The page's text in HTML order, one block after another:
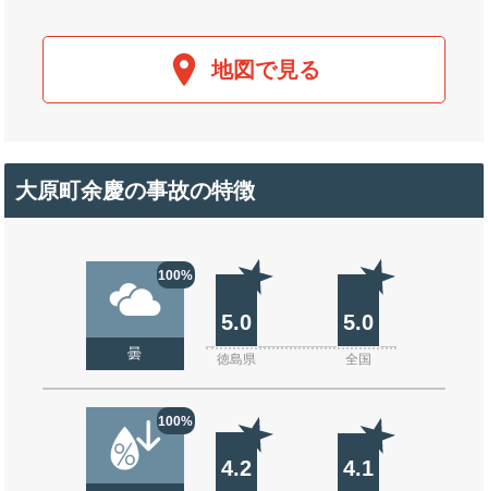
地図で見る
大原町余慶の事故の特徴
100%
曇
5.0 5.0
徳島県 全国
100%
4.2 4.1